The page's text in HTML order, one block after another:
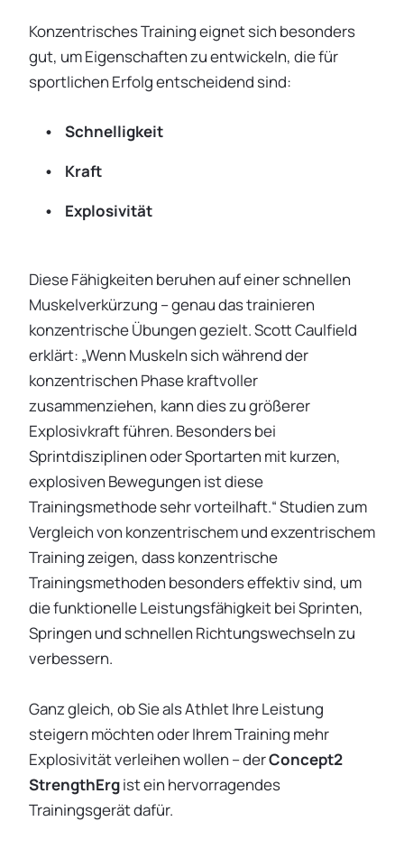
Konzentrisches Training eignet sich besonders
gut, um Eigenschaften zu entwickeln, die für
sportlichen Erfolg entscheidend sind:
Schnelligkeit
Kraft
Explosivität
Diese Fähigkeiten beruhen auf einer schnellen
Muskelverkürzung – genau das trainieren
konzentrische Übungen gezielt. Scott Caulfield
erklärt: „Wenn Muskeln sich während der
konzentrischen Phase kraftvoller
zusammenziehen, kann dies zu größerer
Explosivkraft führen. Besonders bei
Sprintdisziplinen oder Sportarten mit kurzen,
explosiven Bewegungen ist diese
Trainingsmethode sehr vorteilhaft.“ Studien zum
Vergleich von konzentrischem und exzentrischem
Training zeigen, dass konzentrische
Trainingsmethoden besonders effektiv sind, um
die funktionelle Leistungsfähigkeit bei Sprinten,
Springen und schnellen Richtungswechseln zu
verbessern.
Ganz gleich, ob Sie als Athlet Ihre Leistung
steigern möchten oder Ihrem Training mehr
Explosivität verleihen wollen – derConcept2
StrengthErgist ein hervorragendes
Trainingsgerät dafür.